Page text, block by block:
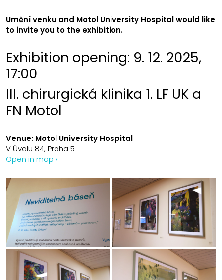
Umění venku and Motol University Hospital would like
to invite you to the exhibition.
Exhibition opening: 9. 12. 2025,
17:00
III. chirurgická klinika 1. LF UK a
FN Motol
Venue: Motol University Hospital
V Úvalu 84, Praha 5
Open in map ›